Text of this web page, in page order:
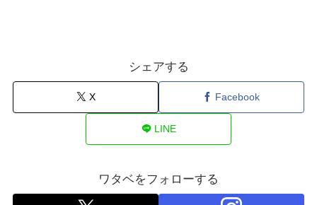
シェアする
X Facebook
LINE
ワタベをフォローする